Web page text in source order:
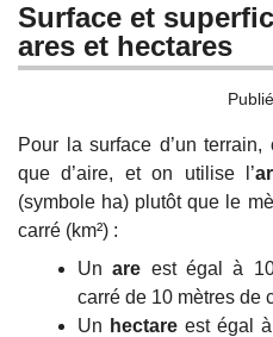
Surface et
ares et hectares
Pour la surface d’un
que d’aire, et on utilise l’
(symbole ha) plutôt que le
carré (km²) :
Unare est égal à
carré de 10 mètres de
Un hectareest égal à